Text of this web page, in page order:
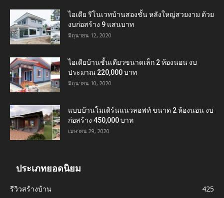
ไอเดีย รีโนเวทบ้านสองชั้น หลังใหญ่สวยงาม ด้วย
งบก่อสร้าง 9 แสนบาท
มิถุนายน 12, 2020
ไอเดียบ้านชั้นเดียวขนาดเล็ก 2 ห้องนอน งบ
ประมาณ 220,000 บาท
มิถุนายน 10, 2020
แบบบ้านโมเดิร์นแนวลอฟท์ ขนาด 2 ห้องนอน งบ
ก่อสร้าง 450,000 บาท
เมษายน 29, 2020
ประเภทยอดนิยม
รีวิวสร้างบ้าน
425